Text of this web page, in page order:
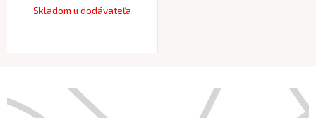
Skladom u dodávateľa